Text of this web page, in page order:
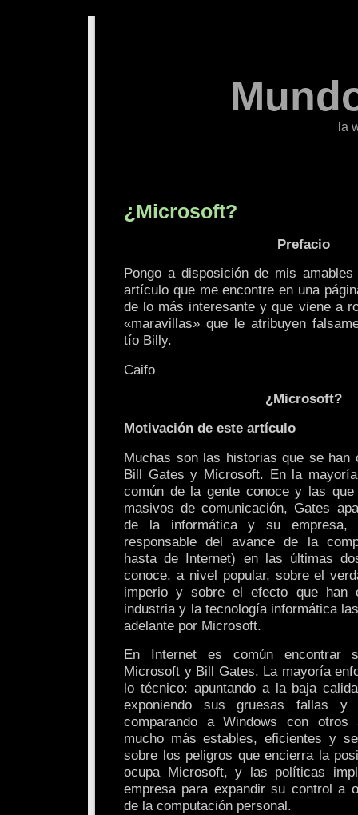
la
¿Microsoft?
Prefacio
Pongo a disposición de mis
artículo que me encontre en una
de lo más interesante y que viene a
«maravillas» que le atribuyen
tío Billy.
Caifo
¿Microsoft?
Motivación de este artículo
Muchas son las historias que se han
Bill Gates y Microsoft. En la
común de la gente conoce y las
masivos de comunicación, Gates
de la informática y su empresa,
responsable del avance de la
hasta de Internet) en las últimas
conoce, a nivel popular, sobre el
imperio y sobre el efecto que han
industria y la tecnología informática
adelante por Microsoft.
En Internet es común encontrar
Microsoft y Bill Gates. La mayoría
lo técnico: apuntando a la baja
exponiendo sus gruesas fallas y
comparando a Windows con otros
mucho más estables, eficientes y
sobre los peligros que encierra la
ocupa Microsoft, y las políticas
empresa para expandir su control a
de la computación personal.